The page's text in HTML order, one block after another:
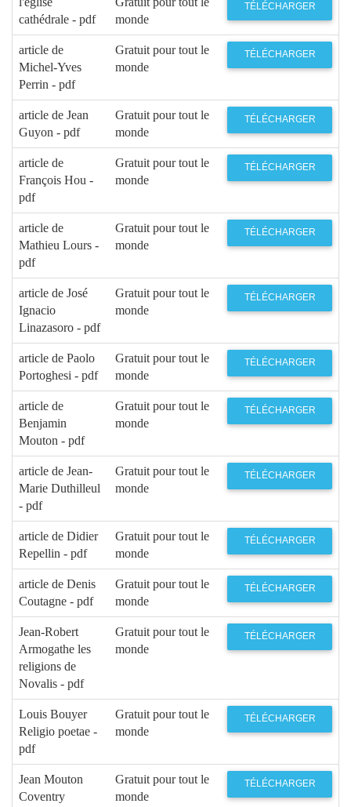
cathédrale - pdf
monde
TÉLÉCHARGER
article de
Michel-Yves
Perrin - pdf
Gratuit pour tout le
monde
TÉLÉCHARGER
article de Jean
Guyon - pdf
Gratuit pour tout le
monde
TÉLÉCHARGER
article de
François Hou -
pdf
Gratuit pour tout le
monde
TÉLÉCHARGER
article de
Mathieu Lours -
pdf
Gratuit pour tout le
monde
TÉLÉCHARGER
article de José
Ignacio
Linazasoro - pdf
Gratuit pour tout le
monde
TÉLÉCHARGER
article de Paolo
Portoghesi - pdf
Gratuit pour tout le
monde
TÉLÉCHARGER
article de
Benjamin
Mouton - pdf
Gratuit pour tout le
monde
TÉLÉCHARGER
article de Jean-
Marie Duthilleul
- pdf
Gratuit pour tout le
monde
TÉLÉCHARGER
article de Didier
Repellin - pdf
Gratuit pour tout le
monde
TÉLÉCHARGER
article de Denis
Coutagne - pdf
Gratuit pour tout le
monde
TÉLÉCHARGER
Jean-Robert
Armogathe les
religions de
Novalis - pdf
Gratuit pour tout le
monde
TÉLÉCHARGER
Louis Bouyer
Religio poetae -
pdf
Gratuit pour tout le
monde
TÉLÉCHARGER
Jean Mouton
Coventry
Gratuit pour tout le
monde
TÉLÉCHARGER